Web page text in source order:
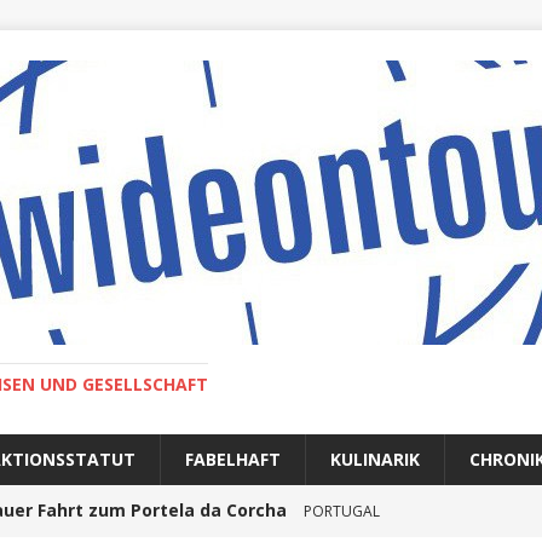
UND GESELLSCHAFT
FABELHAFT KULINARIK
Fahrt zum Portela da Corcha PORTUGAL